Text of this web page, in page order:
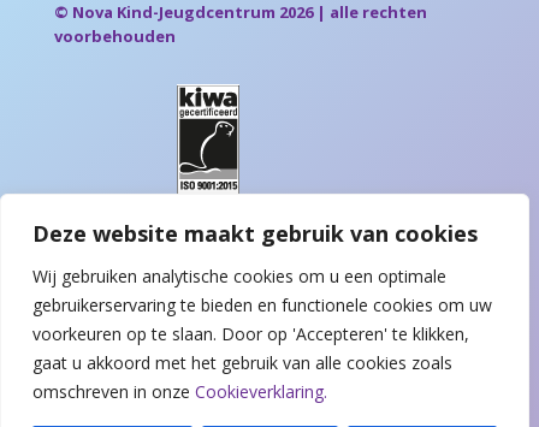
Deze website maakt gebruik van cookies
Wij gebruiken analytische cookies om u een optimale
gebruikerservaring te bieden en functionele cookies om uw
voorkeuren op te slaan. Door op 'Accepteren' te klikken,
gaat u akkoord met het gebruik van alle cookies zoals
omschreven in onze Cookieverklaring.
© Nova Kind-Jeugdcentrum 2026 | alle rechten
voorbehouden